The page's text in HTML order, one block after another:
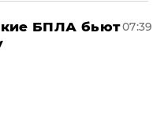
БПЛА бьют07:39